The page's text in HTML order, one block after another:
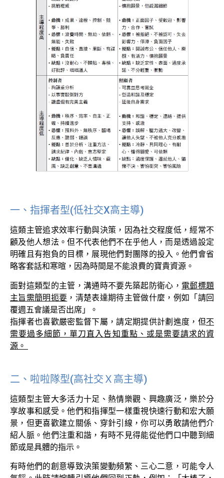
一、指揮者型(低社交X高主導)
這類主管追求效率行動與決策，因為社交程度低，經常不
顧及他人想法。但不代表他們不在乎他人，而是透過設定
明確且有抱負的目標，展現他們對團隊的投入。他們會省
略客套話和寒暄，因為時間是不能浪費的寶貴資源。
面對這類型的主管，溝通時不要先築起防衛心， 電郵標題
主旨需簡明扼要 ，清楚表達期待主管做什麼，例如「請回
覆週五會議是否出席」。
指揮者也喜歡嚴密監督下屬，請定期提供計劃進度，但不
需要過多細節，單刀直入告知重點、或是需要請求的資
源。
二、啦啦隊型(高社交Ｘ高主導)
這類型主管大多活力十足、熱情樂觀、興趣廣泛，樂於分
享故事和感受。他們和指揮型一樣重視快速行動和宏大願
景，但更喜歡建立關係、穿針引線，你可以勇敢請他們介
紹人脈。他們注重和諧，有時不見得能從他們口中聽到細
節或是具體的指示。
有時他們的創意導致決策變動頻繁、三心二意，可能令人